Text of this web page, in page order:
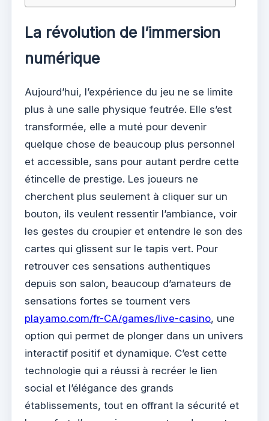
La révolution de l’immersion
numérique
Aujourd’hui, l’expérience du jeu ne se limite
plus à une salle physique feutrée. Elle s’est
transformée, elle a muté pour devenir
quelque chose de beaucoup plus personnel
et accessible, sans pour autant perdre cette
étincelle de prestige. Les joueurs ne
cherchent plus seulement à cliquer sur un
bouton, ils veulent ressentir l’ambiance, voir
les gestes du croupier et entendre le son des
cartes qui glissent sur le tapis vert. Pour
retrouver ces sensations authentiques
depuis son salon, beaucoup d’amateurs de
sensations fortes se tournent vers
playamo.com/fr-CA/games/live-casino, une
option qui permet de plonger dans un univers
interactif positif et dynamique. C’est cette
technologie qui a réussi à recréer le lien
social et l’élégance des grands
établissements, tout en offrant la sécurité et